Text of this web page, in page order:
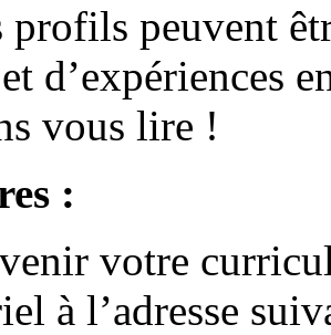
profils peuvent
d’expériences
vous lire !
:
votre
à l’adresse